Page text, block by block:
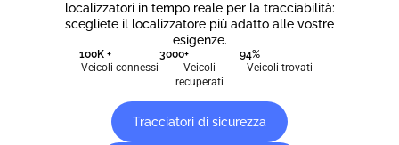
localizzatori in tempo reale per la tracciabilità:
scegliete il localizzatore più adatto alle vostre
esigenze.
100K +
Veicoli connessi
3000+
Veicoli
recuperati
94%
Veicoli trovati
Tracciatori di sicurezza